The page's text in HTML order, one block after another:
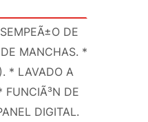
DE
MANCHAS. *
* LAVADO A
FUNCIÃ³N DE
DIGITAL.